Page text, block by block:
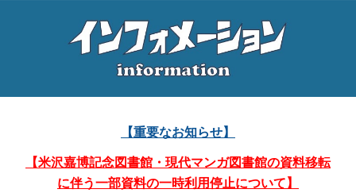
【重要なお知らせ】
【米沢嘉博記念図書館・現代マンガ図書館の資料移転
に伴う一部資料の一時利用停止について】